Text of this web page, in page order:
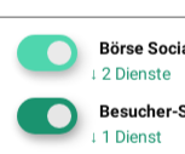
Börse
↓ 2 Dienste
↓ 1 Dienst